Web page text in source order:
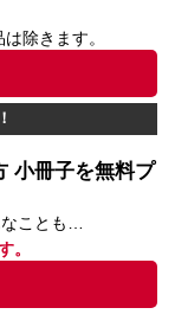
除きます。
小冊子を無料プ
ことも…
。